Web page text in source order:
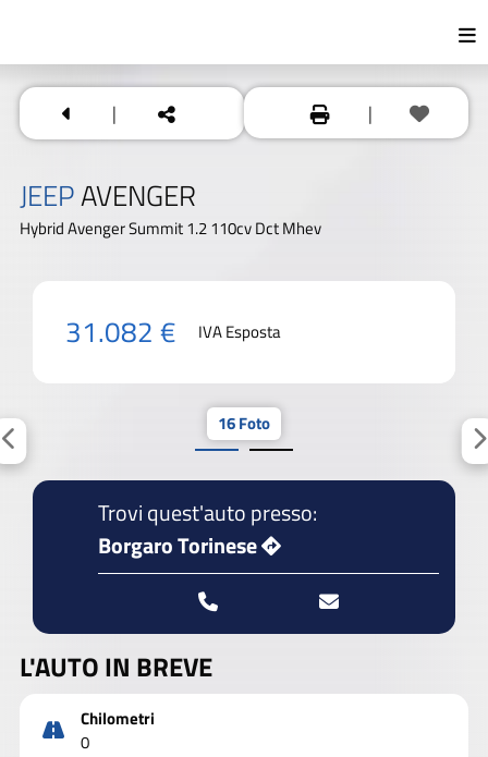
| |
JEEPAVENGER
Hybrid Avenger Summit 1.2 110cv Dct Mhev
31.082 € IVA Esposta
16 Foto
Trovi quest'auto presso:
Borgaro Torinese
L'AUTO IN BREVE
Chilometri
0